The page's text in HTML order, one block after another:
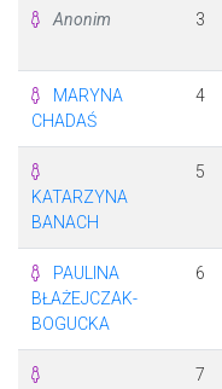
Anonim 3
MARYNA
CHADAŚ
4
KATARZYNA
BANACH
5
PAULINA
BŁAŻEJCZAK-
BOGUCKA
6
7